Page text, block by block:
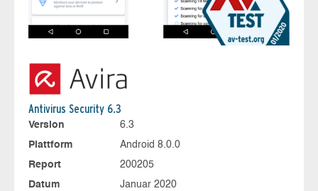
Antivirus Security 6.3
Version
6.3
Plattform
Android 8.0.0
Report
200205
Datum
Januar 2020